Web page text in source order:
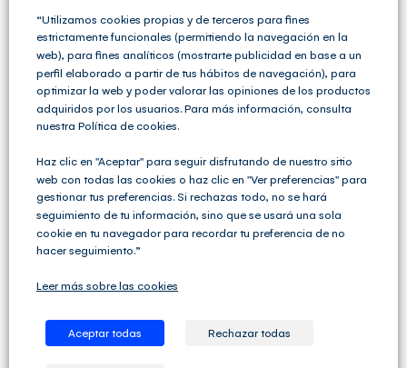
Cegid Club del Asesor no solo ofrece soluciones de
Gestión Fiscal, Contable y Laboral completas sino que
va un paso más allá y ofrece una amplia variedad de
servicios para las Asesorías y los Despachos
Profesionales.
ÚLTIMOS ARTÍCULOS
“Utilizamos cookies propias y de terceros para fines
estrictamente funcionales (permitiendo la navegación en la
web), para fines analíticos (mostrarte publicidad en base a un
perfil elaborado a partir de tus hábitos de navegación), para
optimizar la web y poder valorar las opiniones de los productos
adquiridos por los usuarios. Para más información, consulta
nuestra Política de cookies.
Haz clic en "Aceptar" para seguir disfrutando de nuestro sitio
web con todas las cookies o haz clic en "Ver preferencias" para
gestionar tus preferencias. Si rechazas todo, no se hará
seguimiento de tu información, sino que se usará una sola
cookie en tu navegador para recordar tu preferencia de no
hacer seguimiento.”
Leer más sobre las cookies
Aceptar todas Rechazar todas